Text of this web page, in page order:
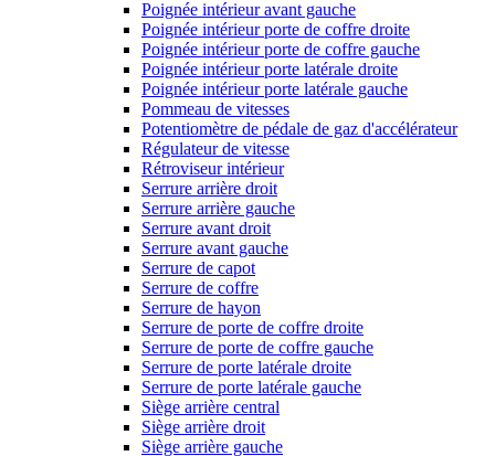
Poignée intérieur avant gauche
Poignée intérieur porte de coffre droite
Poignée intérieur porte de coffre gauche
Poignée intérieur porte latérale droite
Poignée intérieur porte latérale gauche
Pommeau de vitesses
Potentiomètre de pédale de gaz d'accélérateur
Régulateur de vitesse
Rétroviseur intérieur
Serrure arrière droit
Serrure arrière gauche
Serrure avant droit
Serrure avant gauche
Serrure de capot
Serrure de coffre
Serrure de hayon
Serrure de porte de coffre droite
Serrure de porte de coffre gauche
Serrure de porte latérale droite
Serrure de porte latérale gauche
Siège arrière central
Siège arrière droit
Siège arrière gauche